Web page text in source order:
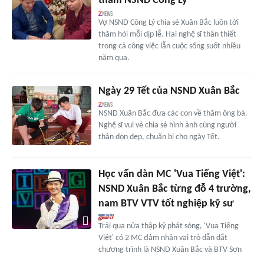
Vợ NSND Công Lý chia sẻ Xuân Bắc luôn tới
thăm hỏi mỗi dịp lễ. Hai nghệ sĩ thân thiết
trong cả công việc lẫn cuộc sống suốt nhiều
năm qua.
Ngày 29 Tết của NSND Xuân Bắc
NSND Xuân Bắc đưa các con về thăm ông bà.
Nghệ sĩ vui vẻ chia sẻ hình ảnh cùng người
thân dọn dẹp, chuẩn bị cho ngày Tết.
Học vấn dàn MC 'Vua Tiếng Việt':
NSND Xuân Bắc từng đỗ 4 trường,
nam BTV VTV tốt nghiệp kỹ sư
Trải qua nửa thập kỷ phát sóng, 'Vua Tiếng
Việt' có 2 MC đảm nhận vai trò dẫn dắt
chương trình là NSND Xuân Bắc và BTV Sơn